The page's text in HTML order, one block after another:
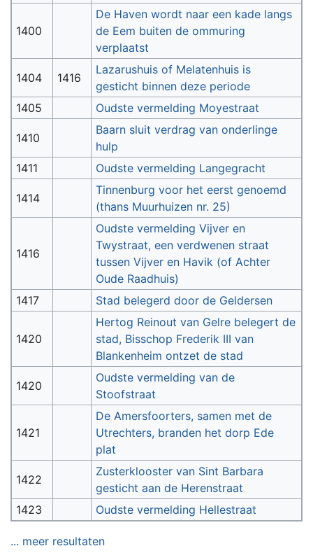
1400
De Haven wordt naar een kade langs
de Eem buiten de ommuring
verplaatst
1404 1416
Lazarushuis of Melatenhuis is
gesticht binnen deze periode
1405
Oudste vermelding Moyestraat
1410
Baarn sluit verdrag van onderlinge
hulp
1411
Oudste vermelding Langegracht
1414
Tinnenburg voor het eerst genoemd
(thans Muurhuizen nr. 25)
1416
Oudste vermelding Vijver en
Twystraat, een verdwenen straat
tussen Vijver en Havik (of Achter
Oude Raadhuis)
1417
Stad belegerd door de Geldersen
1420
Hertog Reinout van Gelre belegert de
stad, Bisschop Frederik III van
Blankenheim ontzet de stad
1420
Oudste vermelding van de
Stoofstraat
1421
De Amersfoorters, samen met de
Utrechters, branden het dorp Ede
plat
1422
Zusterklooster van Sint Barbara
gesticht aan de Herenstraat
1423
Oudste vermelding Hellestraat
... meer resultaten